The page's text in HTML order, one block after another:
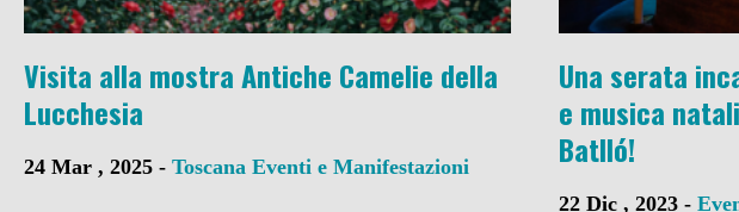
Visita alla mostra Antiche Camelie della
Lucchesia
24 Mar , 2025 -Toscana Eventi e Manifestazioni
Una serata
e musica
Batlló!
22 Dic , 2023 -